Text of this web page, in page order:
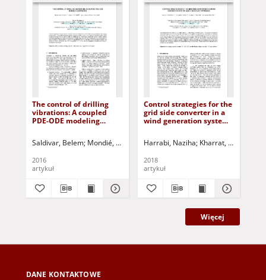
The control of drilling
vibrations: A coupled
PDE-ODE modeling
Saldivar, Belem Mondié, Sabine Ávila Vilchis, Juan Carlos Korbicz,
2016
artykuł
Control strategies for the
grid side converter in a
wind generation system
Harrabi, Naziha Kharrat, Maher
2018
artykuł
Więcej
DANE KONTAKTOWE